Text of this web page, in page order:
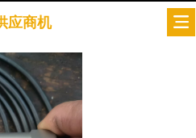
应商机